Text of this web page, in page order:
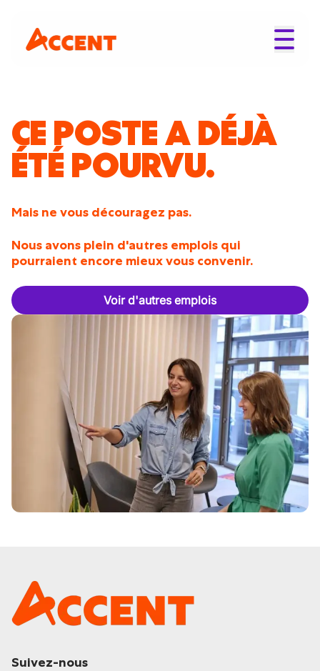
CE POSTE A DÉJÀ
ÉTÉ POURVU.
Mais ne vous découragez pas.
Nous avons plein d'autres emplois qui
pourraient encore mieux vous convenir.
Voir d'autres emplois
Suivez-nous